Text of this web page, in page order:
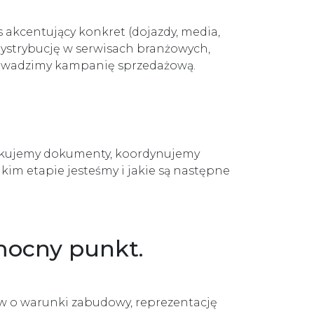
konkret (dojazdy, media,
w serwisach branżowych,
kampanię sprzedażową.
dokumenty, koordynujemy
etapie jesteśmy i jakie są następne
punkt.
o warunki zabudowy, reprezentację